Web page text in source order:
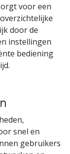
voor een
door de
instellingen
bediening
snel en
gebruikers